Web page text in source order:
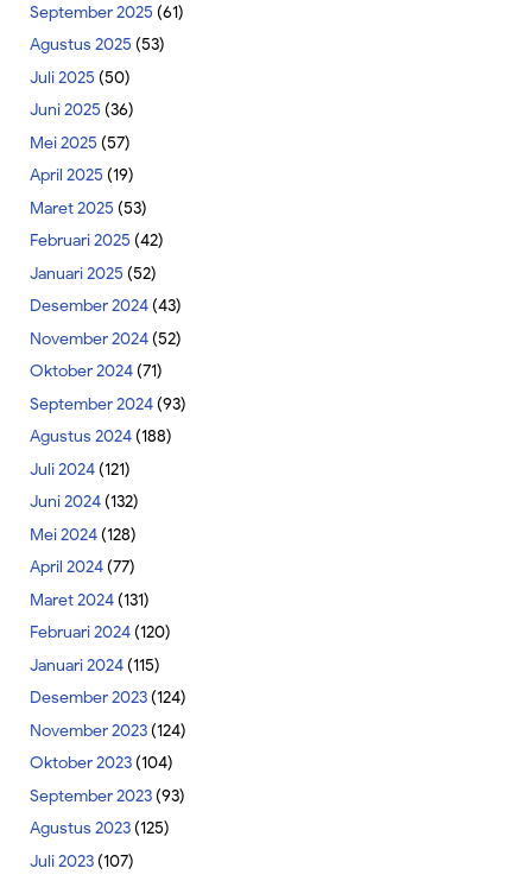
September 2025 (61)
Agustus 2025 (53)
Juli 2025 (50)
Juni 2025 (36)
Mei 2025 (57)
April 2025 (19)
Maret 2025 (53)
Februari 2025 (42)
Januari 2025 (52)
Desember 2024(43)
November 2024(52)
Oktober 2024(71)
September 2024(93)
Agustus 2024(188)
Juli 2024(121)
Juni 2024(132)
Mei 2024(128)
April 2024(77)
Maret 2024(131)
Februari 2024(120)
Januari 2024(115)
Desember 2023(124)
November 2023(124)
Oktober 2023(104)
September 2023(93)
Agustus 2023(125)
Juli 2023(107)